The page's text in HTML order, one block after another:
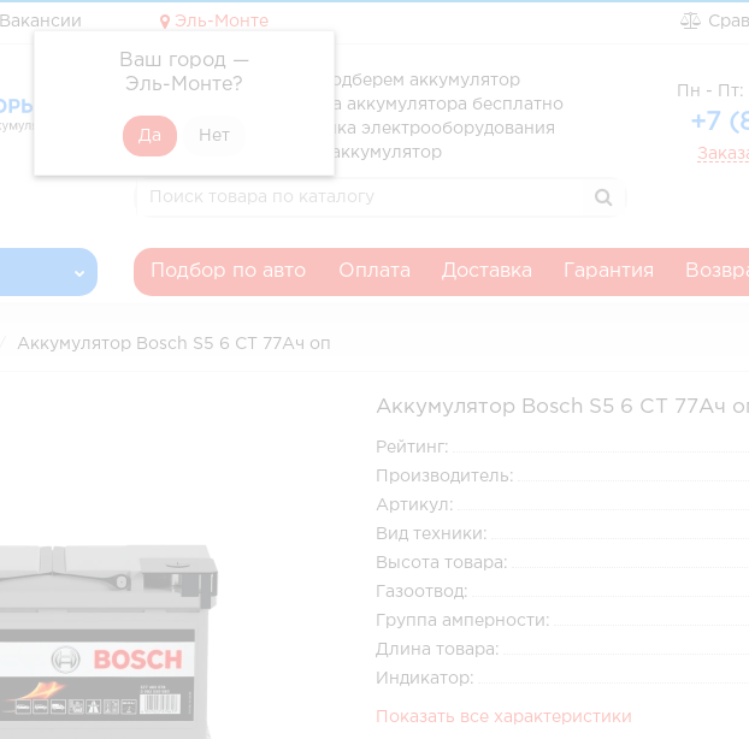
Вакансии Эль-Монте
Ваш город —
Эль-Монте?
✓ Профессионально подберем аккумулятор
✓ Доставка и установка аккумулятора бесплатно
✓ Бесплатня диагностика электрооборудования
✓ Заплатим за старый аккумулятор
Пн - Пт:
+7
Подбор по авто Оплата Доставка Гарантия
Аккумулятор Bosch S5 6 СТ 77Ач оп
Аккумулятор Bosch S5 6 СТ 77Ач
Рейтинг:
Производитель:
Артикул:
Вид техники:
Высота товара:
Газоотвод:
Группа амперности:
Длина товара:
Индикатор:
Показать все характеристики